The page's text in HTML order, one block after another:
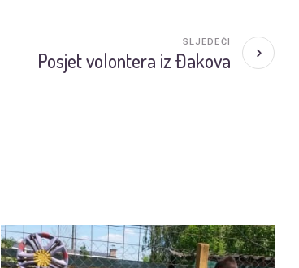
Posjet volontera iz Đakova
SLJEDEĆI